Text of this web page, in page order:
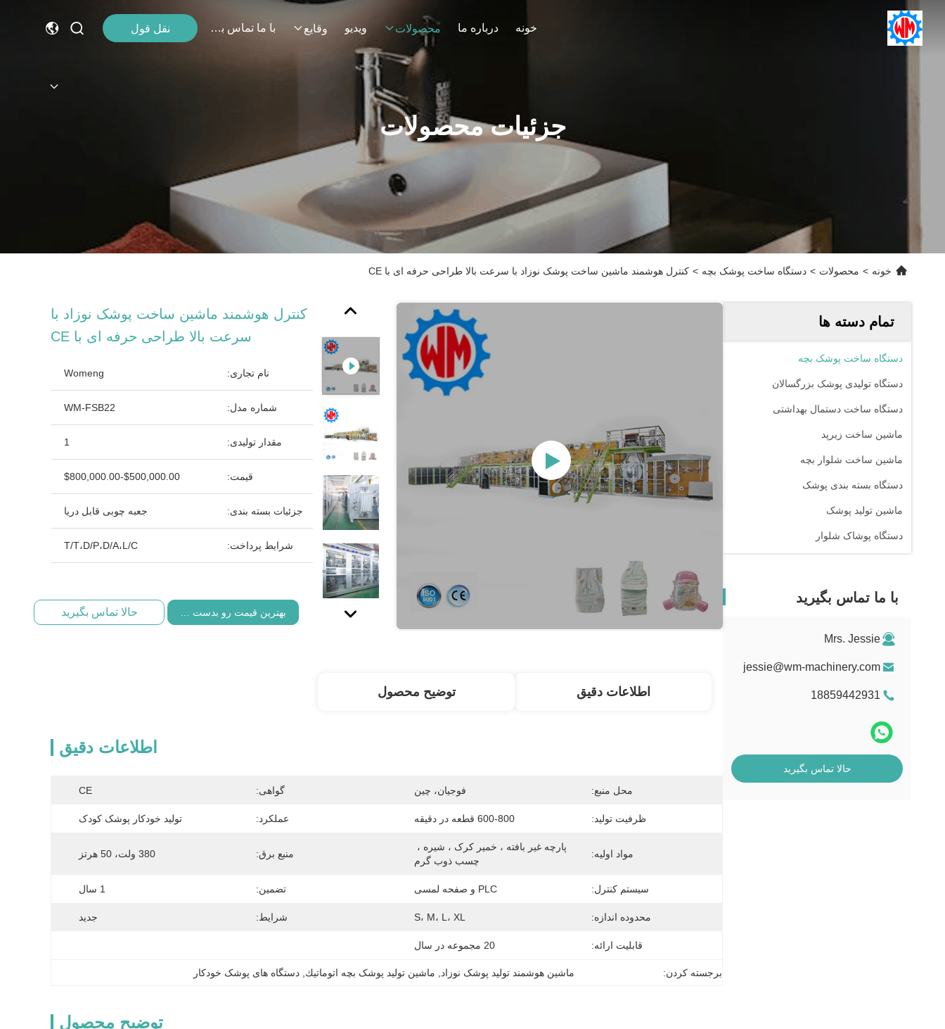
خونه درباره ما محصولات ویدیو وقایع با ما تماس بگیرید نقل قول
جزئیات محصولات
خونه > محصولات > دستگاه ساخت پوشک بچه > کنترل هوشمند ماشین ساخت پوشک نوزاد با سرعت بالا طراحی حرفه ای با CE
تمام دسته ها
دستگاه ساخت پوشک بچه
دستگاه تولیدی پوشک بزرگسالان
دستگاه ساخت دستمال بهداشتی
ماشین ساخت زیرپد
ماشين ساخت شلوار بچه
دستگاه بسته بندی پوشک
ماشین تولید پوشک
دستگاه پوشاک شلوار
با ما تماس بگیرید
Mrs. Jessie
jessie@wm-machinery.com
18859442931
حالا تماس بگیرید
کنترل هوشمند ماشین ساخت پوشک نوزاد با
سرعت بالا طراحی حرفه ای با CE
نام تجاری: Womeng
شماره مدل: WM-FSB22
مقدار تولیدی: 1
قیمت: $500,000.00-$800,000.00
جزئیات بسته بندی: جعبه چوبی قابل دریا
شرایط پرداخت: T/T،D/P،D/A،L/C
بهترین قیمت رو بدست بیار حالا تماس بگیرید
اطلاعات دقیق توضیح محصول
اطلاعات دقیق
محل منبع: فوجیان، چین گواهی: CE
ظرفیت تولید: 600-800 قطعه در دقیقه عملکرد: تولید خودکار پوشک کودک
مواد اولیه:
چسب ذوب گرم
منبع برق: 380 ولت، 50 هرتز
سیستم کنترل: PLC و صفحه لمسی تضمین: 1 سال
محدوده اندازه: S، M، L، XL شرایط: جدید
قابلیت ارائه: 20 مجموعه در سال
برجسته کردن: ماشين هوشمند توليد پوشک نوزاد ماشين توليد پوشک بچه اتوماتيك , دستگاه های پوشک خودکار
توضیح محصول